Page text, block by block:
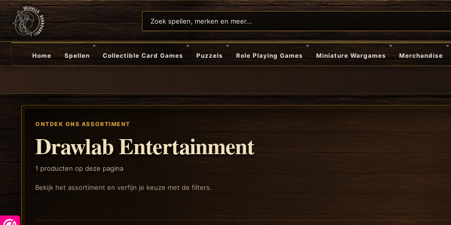
Home Spellen Collectible Card Games Puzzels Role Playing Games Miniature Wargames Merchandise
ONTDEK ONS ASSORTIMENT
Drawlab Entertainment
1 producten op deze pagina
Bekijk het assortiment en verfijn je keuze met de filters.